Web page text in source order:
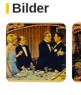
Bilder